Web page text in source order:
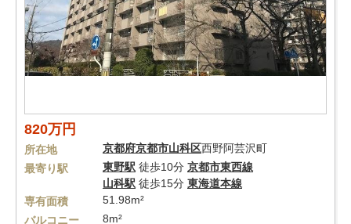
820万円
所在地 京都府京都市山科区西野阿芸沢町
最寄り駅
東野駅 徒歩10分 京都市東西線
山科駅 徒歩15分 東海道本線
専有面積
51.98m²
バルコニー
8m²